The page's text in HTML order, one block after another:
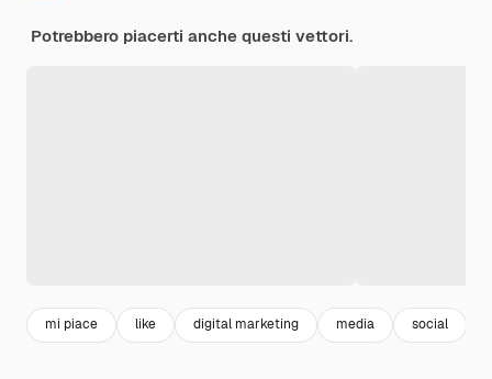
Potrebbero piacerti anche questi vettori.
mi piace like digital marketing media social